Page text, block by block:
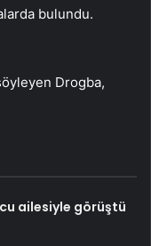
bulundu.
Drogba,
ailesiyle görüştü